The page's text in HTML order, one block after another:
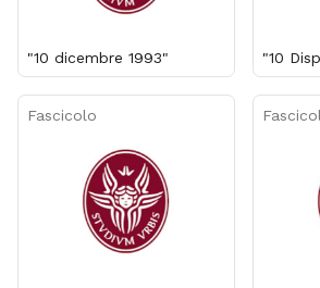
"10 dicembre 1993" "10
Fascicolo